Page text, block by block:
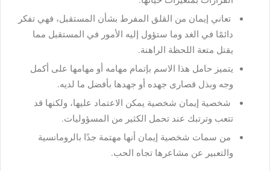
تعاني إيمان من القلق المفرط بشأن المستقبل، فهي تفكر
دائمًا في الغد وما ستؤول إليه الأمور في المستقبل مما
يقتل متعة اللحظة الراهنة.
يتميز حامل هذا الاسم بإتمام مهامه أو مهامها على أكمل
وجه وبذل قصارى جهده أو جهدها بأفضل ما لديه.
شخصية إيمان شخصية يمكن الاعتماد عليها، ولكنها قد
تتعب وترتبك عند تحمل الكثير من المسؤوليات.
من سمات شخصية إيمان أنها مهتمة جدًا بالرومانسية
والتعبير عن مشاعرها تجاه الحب.